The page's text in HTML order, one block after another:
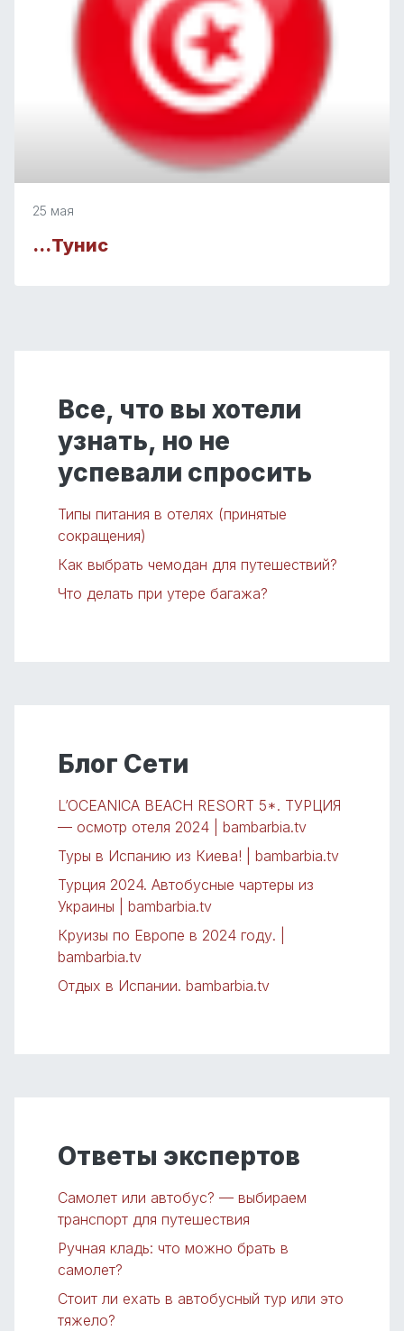
25 мая
…Тунис
Все, что вы хотели
узнать, но не
успевали спросить
Типы питания в отелях (принятые
сокращения)
Как выбрать чемодан для путешествий?
Что делать при утере багажа?
Блог Сети
L’OCEANICA BEACH RESORT 5*. ТУРЦИЯ
— осмотр отеля 2024 | bambarbia.tv
Туры в Испанию из Киева! | bambarbia.tv
Турция 2024. Автобусные чартеры из
Украины | bambarbia.tv
Круизы по Европе в 2024 году. |
bambarbia.tv
Отдых в Испании. bambarbia.tv
Ответы экспертов
Самолет или автобус? — выбираем
транспорт для путешествия
Ручная кладь: что можно брать в
самолет?
Стоит ли ехать в автобусный тур или это
тяжело?